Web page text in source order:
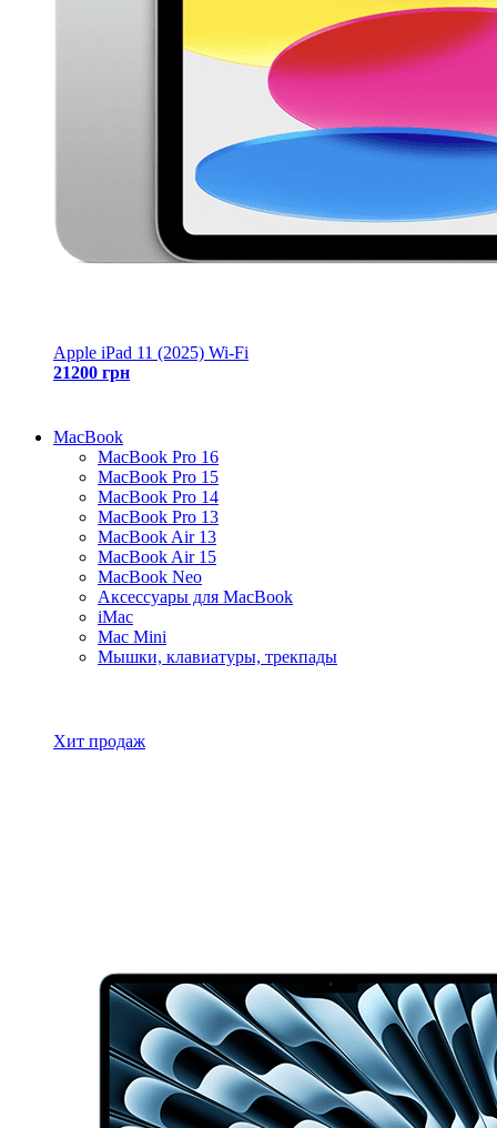
Apple iPad 11 (2025) Wi-Fi
21200 грн
MacBook
MacBook Pro 16
MacBook Pro 15
MacBook Pro 14
MacBook Pro 13
MacBook Air 13
MacBook Air 15
MacBook Neo
Аксессуары для MacBook
iMac
Mac Mini
Мышки, клавиатуры, трекпады
Хит продаж